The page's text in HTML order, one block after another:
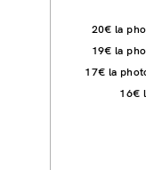
20€ la
19€ la
17€ la
16€